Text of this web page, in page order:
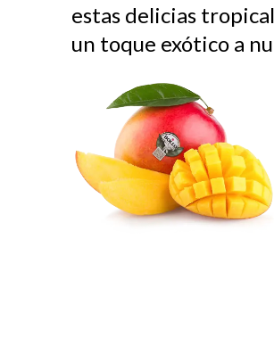
estas delicias
un toque exótico a